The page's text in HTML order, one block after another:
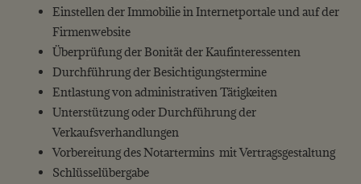
Einstellen der Immobilie in Internetportale und auf der
Firmenwebsite
Überprüfung der Bonität der Kaufinteressenten
Durchführung der Besichtigungstermine
Entlastung von administrativen Tätigkeiten
Unterstützung oder Durchführung der
Verkaufsverhandlungen
Vorbereitung des Notartermins mit Vertragsgestaltung
Schlüsselübergabe